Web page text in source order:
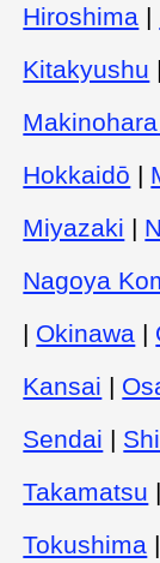
Hiroshima |
Kitakyushu |
Hokkaidō |
Miyazaki |
Nagoya
| Okinawa |
Kansai |
Sendai |
Takamatsu
Tokushima